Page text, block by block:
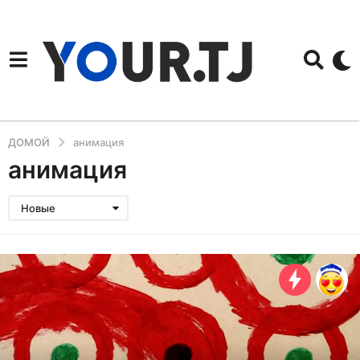
ДОМОЙ анимация
анимация
Новые